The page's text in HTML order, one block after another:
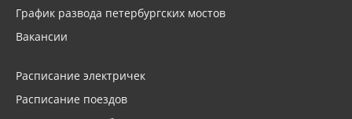
График развода петербургских мостов
Вакансии
Расписание электричек
Расписание поездов